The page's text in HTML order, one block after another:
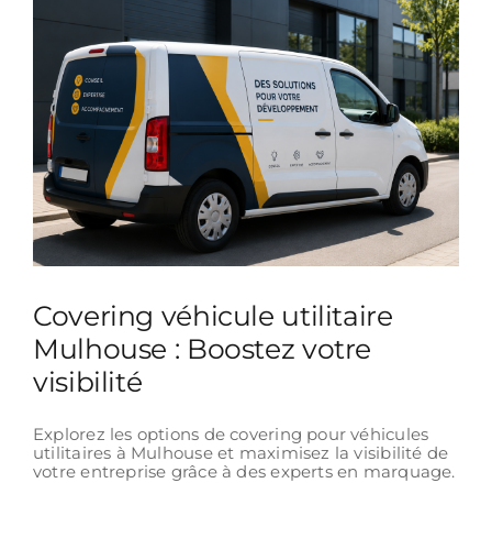
Covering véhicule utilitaire
Mulhouse : Boostez votre
visibilité
Explorez les options de covering pour véhicules
utilitaires à Mulhouse et maximisez la visibilité de
votre entreprise grâce à des experts en marquage.